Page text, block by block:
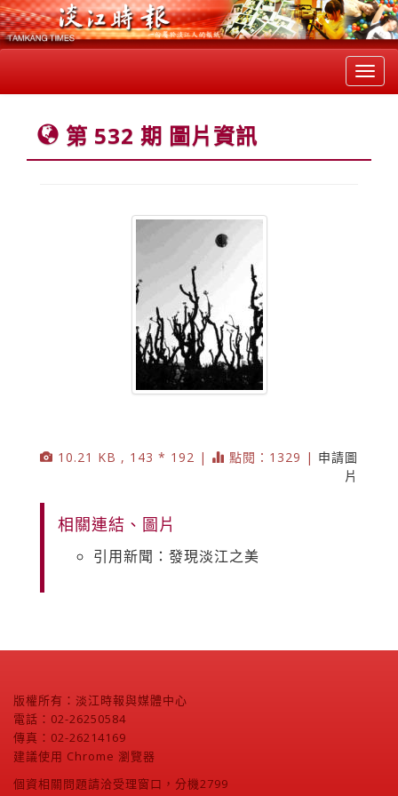
第 532 期 圖片資訊
10.21 KB , 143 * 192 | 點閱：1329 | 申請圖
片
相關連結、圖片
引用新聞：發現淡江之美
版權所有：淡江時報與媒體中心
電話：02-26250584
傳真：02-26214169
建議使用 Chrome 瀏覽器
個資相關問題請洽受理窗口，分機2799